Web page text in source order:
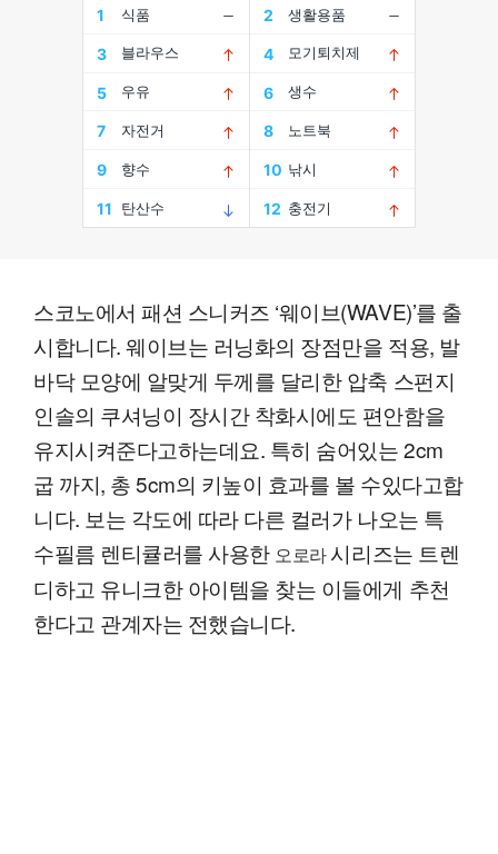
스코노에서 패션 스니커즈 ‘웨이브(WAVE)’를 출
시합니다. 웨이브는 러닝화의 장점만을 적용, 발
바닥 모양에 알맞게 두께를 달리한 압축 스펀지
인솔의 쿠셔닝이 장시간 착화시에도 편안함을
유지시켜준다고하는데요. 특히 숨어있는 2cm
굽 까지, 총 5cm의 키높이 효과를 볼 수있다고합
니다. 보는 각도에 따라 다른 컬러가 나오는 특
수필름 렌티큘러를 사용한 오로라시리즈는 트렌
디하고 유니크한 아이템을 찾는 이들에게 추천
한다고 관계자는 전했습니다.